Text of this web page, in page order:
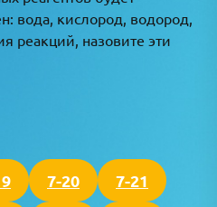
вода, кислород, водород,
реакций, назовите эти
7-20 7-21